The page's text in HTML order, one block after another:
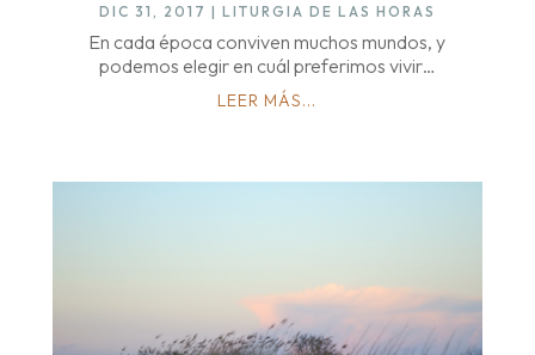
DIC 31, 2017 | LITURGIA DE LAS HORAS
En cada época conviven muchos mundos, y
podemos elegir en cuál preferimos vivir…
LEER MÁS...